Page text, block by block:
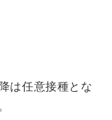
は任意接種とな